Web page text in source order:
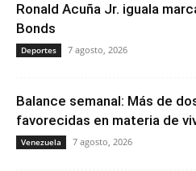
Ronald Acuña Jr. iguala
Bonds
Deportes 7 agosto, 2026
Balance semanal: Más de
favorecidas en materia de
Venezuela 7 agosto, 2026